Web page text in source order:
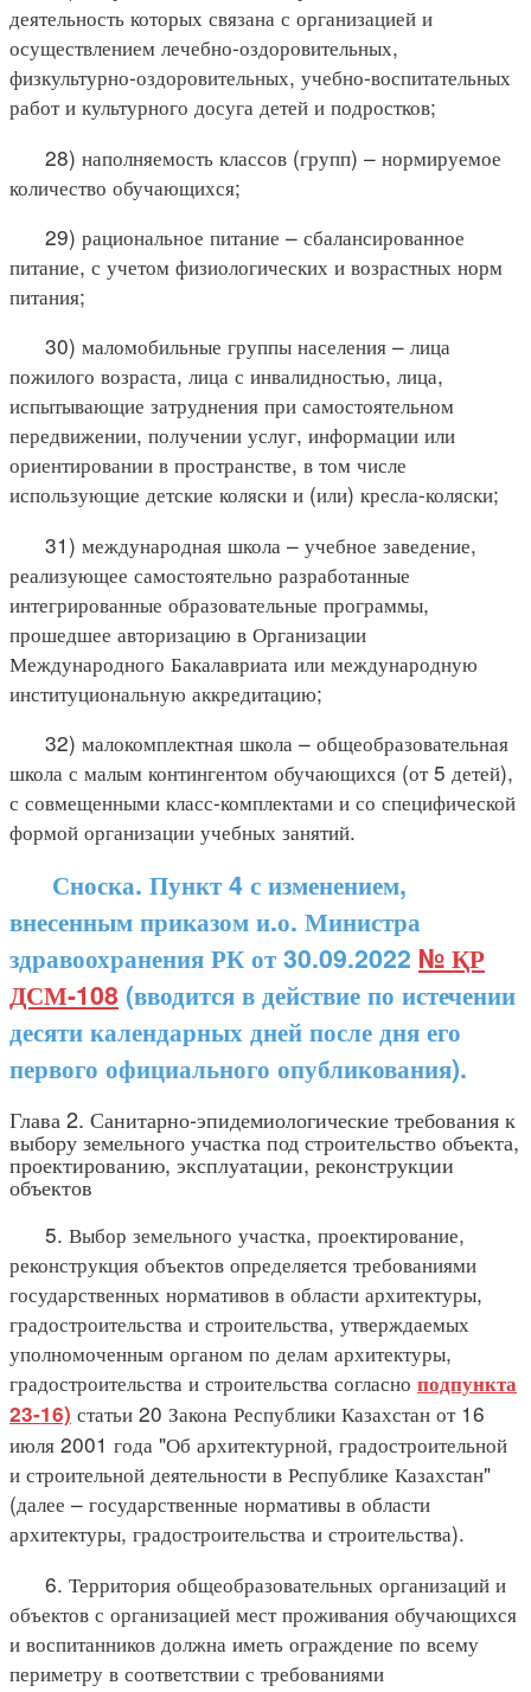
деятельность которых связана с организацией и
осуществлением лечебно-оздоровительных,
физкультурно-оздоровительных, учебно-воспитательных
работ и культурного досуга детей и подростков;
28) наполняемость классов (групп) – нормируемое
количество обучающихся;
29) рациональное питание – сбалансированное
питание, с учетом физиологических и возрастных норм
питания;
30) маломобильные группы населения – лица
пожилого возраста, лица с инвалидностью, лица,
испытывающие затруднения при самостоятельном
передвижении, получении услуг, информации или
ориентировании в пространстве, в том числе
использующие детские коляски и (или) кресла-коляски;
31) международная школа – учебное заведение,
реализующее самостоятельно разработанные
интегрированные образовательные программы,
прошедшее авторизацию в Организации
Международного Бакалавриата или международную
институциональную аккредитацию;
32) малокомплектная школа – общеобразовательная
школа с малым контингентом обучающихся (от 5 детей),
с совмещенными класс-комплектами и со специфической
формой организации учебных занятий.
Сноска. Пункт 4 с изменением,
внесенным приказом и.о. Министра
здравоохранения РК от 30.09.2022 № ҚР
ДСМ-108 (вводится в действие по истечении
десяти календарных дней после дня его
первого официального опубликования).
Глава 2. Санитарно-эпидемиологические требования к
выбору земельного участка под строительство объекта,
проектированию, эксплуатации, реконструкции
объектов
5. Выбор земельного участка, проектирование,
реконструкция объектов определяется требованиями
государственных нормативов в области архитектуры,
градостроительства и строительства, утверждаемых
уполномоченным органом по делам архитектуры,
градостроительства и строительства согласно подпункта
23-16) статьи 20 Закона Республики Казахстан от 16
июля 2001 года "Об архитектурной, градостроительной
и строительной деятельности в Республике Казахстан"
(далее – государственные нормативы в области
архитектуры, градостроительства и строительства).
6. Территория общеобразовательных организаций и
объектов с организацией мест проживания обучающихся
и воспитанников должна иметь ограждение по всему
периметру в соответствии с требованиями